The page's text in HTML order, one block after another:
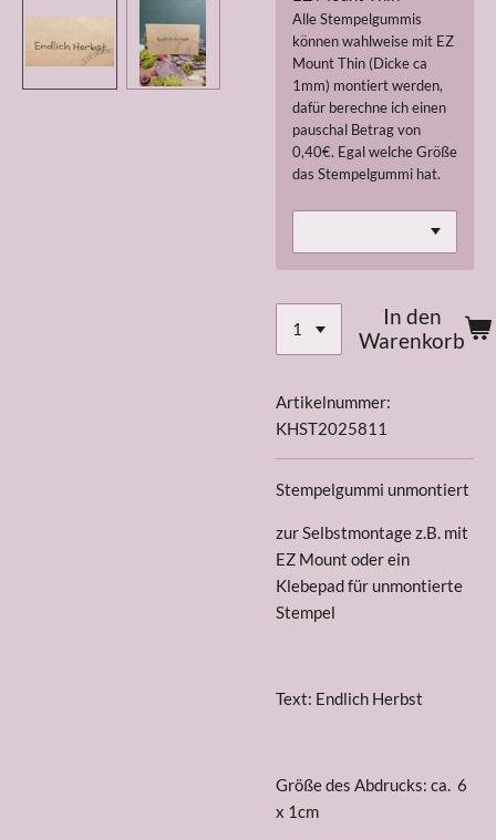
Alle Stempelgummis
können wahlweise mit EZ
Mount Thin (Dicke ca
1mm) montiert werden,
dafür berechne ich einen
pauschal Betrag von
0,40€. Egal welche Größe
das Stempelgummi hat.
In den
Warenkorb
Artikelnummer:
KHST2025811
Stempelgummi unmontiert
zur Selbstmontage z.B. mit
EZ Mount oder ein
Klebepad für unmontierte
Stempel
Text: Endlich Herbst
Größe des Abdrucks: ca. 6
x 1cm